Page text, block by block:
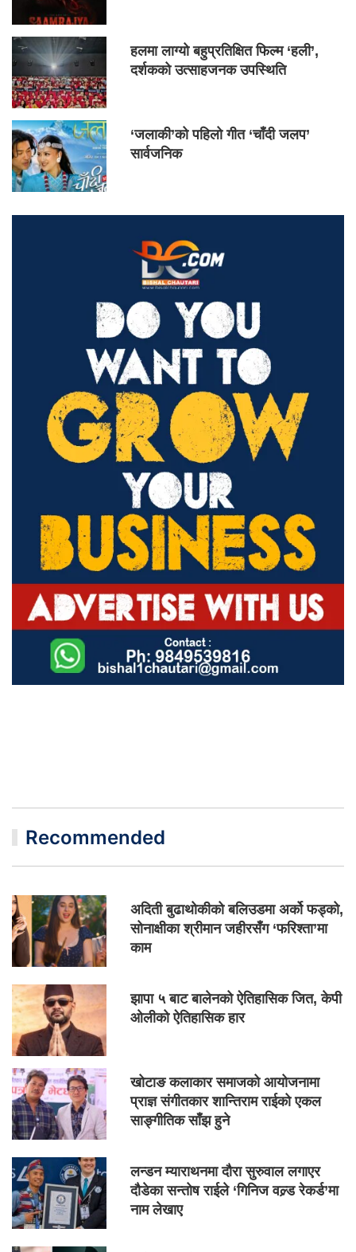
हलमा लाग्यो बहुप्रतिक्षित फिल्म ‘हली’,
दर्शकको उत्साहजनक उपस्थिति
‘जलाकी’को पहिलो गीत ‘चाँदी जलप’
सार्वजनिक
Recommended
अदिती बुढाथोकीको बलिउडमा अर्को फड्को,
सोनाक्षीका श्रीमान जहीरसँग ‘फरिश्ता’मा
काम
झापा ५ बाट बालेनको ऐतिहासिक जित, केपी
ओलीको ऐतिहासिक हार
खोटाङ कलाकार समाजको आयोजनामा
प्राज्ञ संगीतकार शान्तिराम राईको एकल
साङ्गीतिक साँझ हुने
लन्डन म्याराथनमा दौरा सुरुवाल लगाएर
दौडेका सन्तोष राईले ‘गिनिज वल्र्ड रेकर्ड’मा
नाम लेखाए